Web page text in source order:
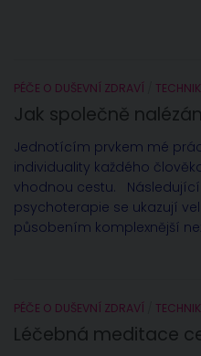
PÉČE O DUŠEVNÍ ZDRAVÍ
Jak společně
Jednotícím prvkem mé
individuality každého
vhodnou cestu.
psychoterapie se ukazují
působením komplexnější
PÉČE O DUŠEVNÍ ZDRAVÍ
Léčebná meditace